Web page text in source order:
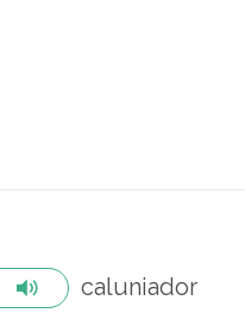
caluniador